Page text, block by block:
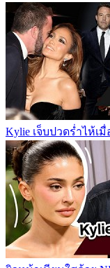
Kylie เจ็บปวดร่ำไห้เ